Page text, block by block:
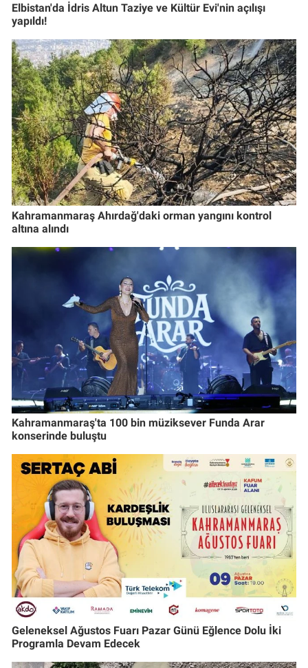
Elbistan'da İdris Altun Taziye ve Kültür Evi'nin açılışı
yapıldı!
Kahramanmaraş Ahırdağ'daki orman yangını kontrol
altına alındı
Kahramanmaraş'ta 100 bin müziksever Funda Arar
konserinde buluştu
Geleneksel Ağustos Fuarı Pazar Günü Eğlence Dolu İki
Programla Devam Edecek